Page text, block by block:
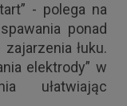
- polega na
ponad
łuku.
elektrody” w
ułatwiając